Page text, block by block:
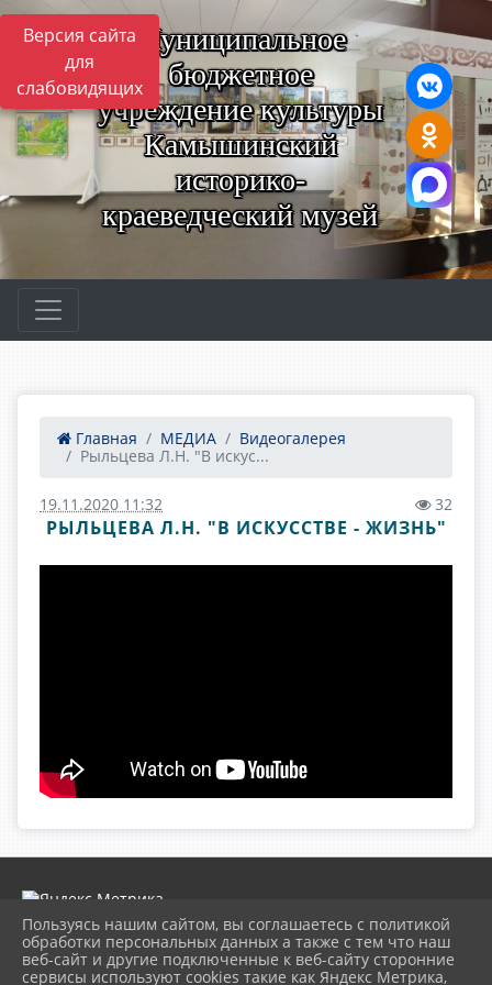
Версия сайта
для
слабовидящих
Муниципальное
бюджетное
учреждение культуры
Камышинский
историко-
краеведческий музей
Главная МЕДИА
Видеогалерея
Рыльцева Л.Н. "В искус...
19.11.2020 11:32 32
РЫЛЬЦЕВА Л.Н. "В ИСКУССТВЕ - ЖИЗНЬ"
2026 г. museumkam.ru
Пользуясь нашим сайтом, вы соглашаетесь с политикой
обработки персональных данных а также с тем что наш
веб-сайт и другие подключенные к веб-сайту сторонние
сервисы используют cookies такие как Яндекс Метрика,